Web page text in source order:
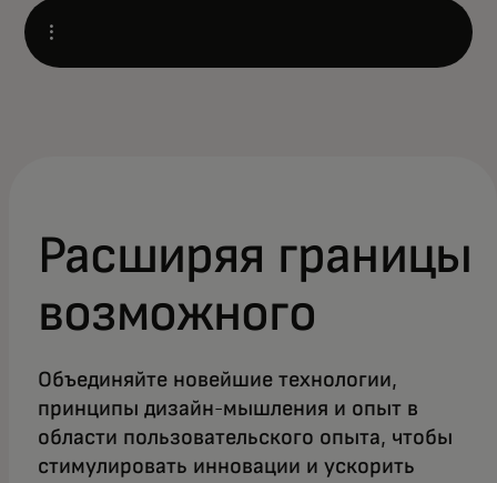
Open
Расширяя границы
возможного
Объединяйте новейшие технологии,
принципы дизайн-мышления и опыт в
области пользовательского опыта, чтобы
стимулировать инновации и ускорить